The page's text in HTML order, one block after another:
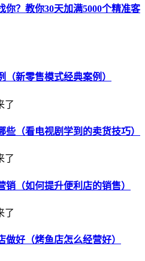
你？教你30天加满5000个精准客
（新零售模式经典案例）
了
些（看电视剧学到的卖货技巧）
了
销（如何提升便利店的销售）
了
做好（烤鱼店怎么经营好）